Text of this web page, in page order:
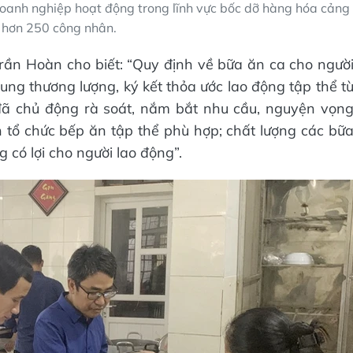
nghiệp hoạt động trong lĩnh vực bốc dỡ hàng hóa cảng
250 công nhân.
Hoàn cho biết: “Quy định về bữa ăn ca cho người
thương lượng, ký kết thỏa ước lao động tập thể từ
chủ động rà soát, nắm bắt nhu cầu, nguyện vọng
chức bếp ăn tập thể phù hợp; chất lượng các bữa
lợi cho người lao động”.